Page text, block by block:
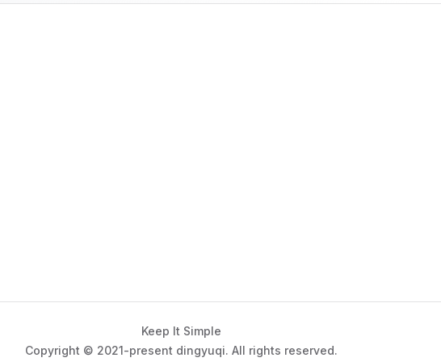
Keep It Simple
Copyright © 2021-present dingyuqi. All rights reserved.